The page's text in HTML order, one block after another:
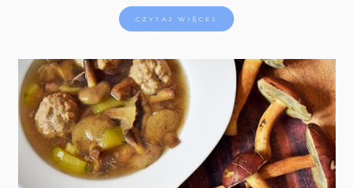
CZYTAJ WIĘCEJ